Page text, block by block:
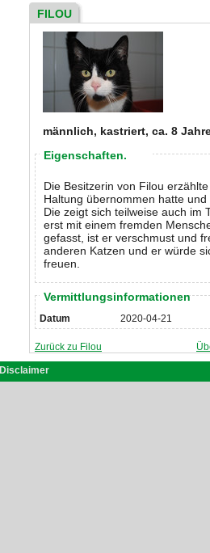
FILOU
männlich, kastriert, ca. 8
Eigenschaften.
Die Besitzerin von Filou
Haltung übernommen hatte
Die zeigt sich teilweise auch im
erst mit einem fremden
gefasst, ist er verschmust und
anderen Katzen und er würde
freuen.
Vermittlungsinformationen
Datum 2020-04-21
Zurück zu Filou
Disclaimer